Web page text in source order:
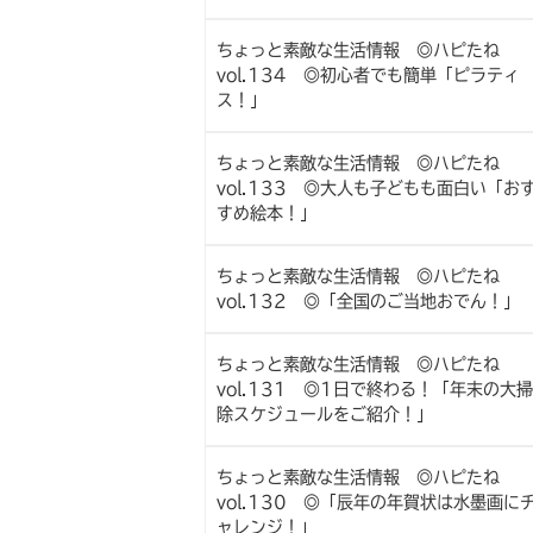
ちょっと素敵な生活情報 ◎ハピたね
vol.134 ◎初心者でも簡単「ピラティ
ス！」
ちょっと素敵な生活情報 ◎ハピたね
vol.133 ◎大人も子どもも面白い「お
すめ絵本！」
ちょっと素敵な生活情報 ◎ハピたね
vol.132 ◎「全国のご当地おでん！」
ちょっと素敵な生活情報 ◎ハピたね
vol.131 ◎1日で終わる！「年末の大掃
除スケジュールをご紹介！」
ちょっと素敵な生活情報 ◎ハピたね
vol.130 ◎「辰年の年賀状は水墨画に
ャレンジ！」